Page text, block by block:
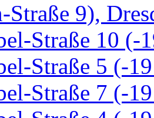
Straße 9),
Straße 10 (-
Straße 5 (-
Straße 7 (-